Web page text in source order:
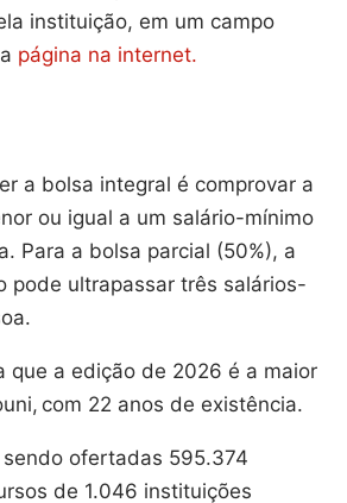
instituição, em um campo
página na internet.
a bolsa integral é comprovar a
ou igual a um salário-mínimo
Para a bolsa parcial (50%), a
pode ultrapassar três salários-
que a edição de 2026 é a maior
com 22 anos de existência.
ofertadas 595.374
de 1.046 instituições